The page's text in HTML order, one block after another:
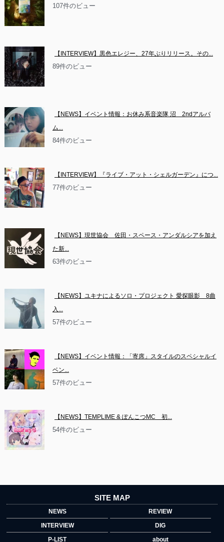
107件のビュー
【INTERVIEW】黒色エレジー、27年ぶりリリース。その...
89件のビュー
【NEWS】イベント情報：お休み系音楽隊 沼　2ndアルバ
ム...
84件のビュー
【INTERVIEW】『ライブ・アット・シェルガーデン』につ...
77件のビュー
【NEWS】現世協会　佐田・スペース・アンダルシアを加え
た新...
63件のビュー
【NEWS】ユキナによるソロ・プロジェクト 愛探眼影　8曲
入...
57件のビュー
【NEWS】イベント情報：「寄席」スタイルのスペシャルイ
ベン...
57件のビュー
【NEWS】TEMPLIME & ぽんこつMC　初...
54件のビュー
SITE MAP
NEWS
REVIEW
INTERVIEW
DIG
P-LIST
about